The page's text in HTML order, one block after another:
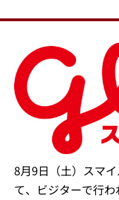
8月9日（土）スマ
て、ビジターで行